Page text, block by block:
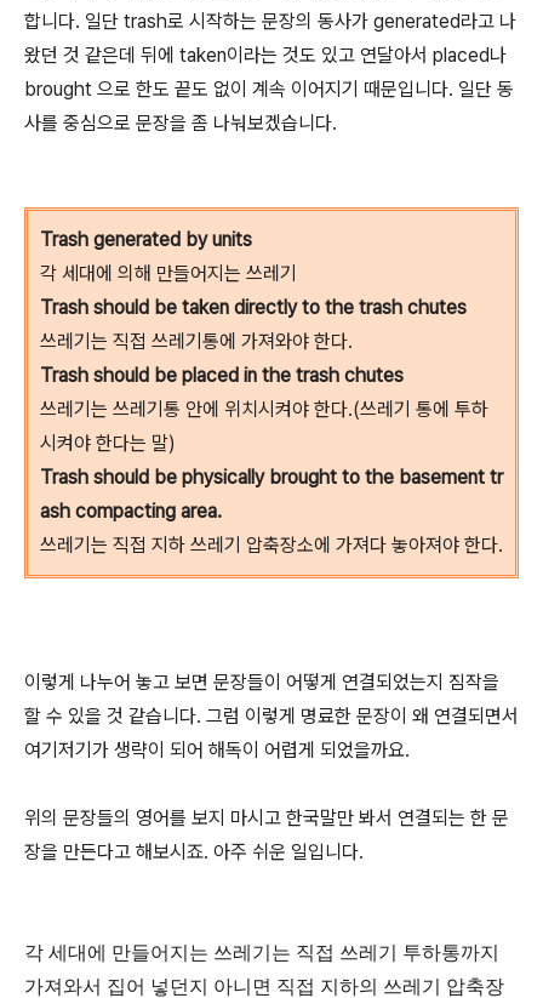
합니다. 일단 trash로 시작하는 문장의 동사가 generated라고 나
왔던 것 같은데 뒤에 taken이라는 것도 있고 연달아서 placed나
brought 으로 한도 끝도 없이 계속 이어지기 때문입니다. 일단 동
사를 중심으로 문장을 좀 나눠보겠습니다.
Trash generated by units
각 세대에 의해 만들어지는 쓰레기
Trash should be taken directly to the trash chutes
쓰레기는 직접 쓰레기통에 가져와야 한다.
Trash should be placed in the trash chutes
쓰레기는 쓰레기통 안에 위치시켜야 한다.(쓰레기 통에 투하
시켜야 한다는 말)
Trash should be physically brought to the basement tr
ash compacting area.
쓰레기는 직접 지하 쓰레기 압축장소에 가져다 놓아져야 한다.
이렇게 나누어 놓고 보면 문장들이 어떻게 연결되었는지 짐작을
할 수 있을 것 같습니다. 그럼 이렇게 명료한 문장이 왜 연결되면서
여기저기가 생략이 되어 해독이 어렵게 되었을까요.
위의 문장들의 영어를 보지 마시고 한국말만 봐서 연결되는 한 문
장을 만든다고 해보시죠. 아주 쉬운 일입니다.
각 세대에 만들어지는 쓰레기는 직접 쓰레기 투하통까지
가져와서 집어 넣던지 아니면 직접 지하의 쓰레기 압축장